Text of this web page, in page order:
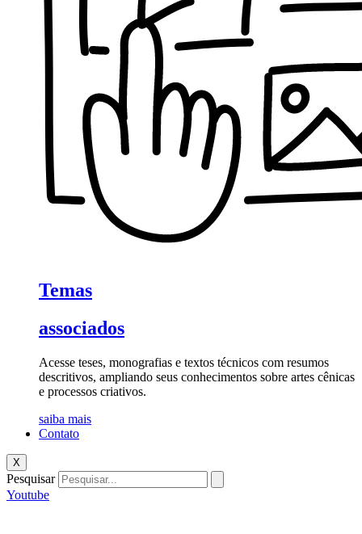
Temas
associados
Acesse teses, monografias e textos técnicos com resumos
descritivos, ampliando seus conhecimentos sobre artes cênicas
e processos criativos.
saiba mais
Contato
X
Pesquisar
Youtube